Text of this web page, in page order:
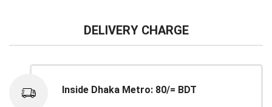
DELIVERY CHARGE
Inside Dhaka Metro: 80/= BDT